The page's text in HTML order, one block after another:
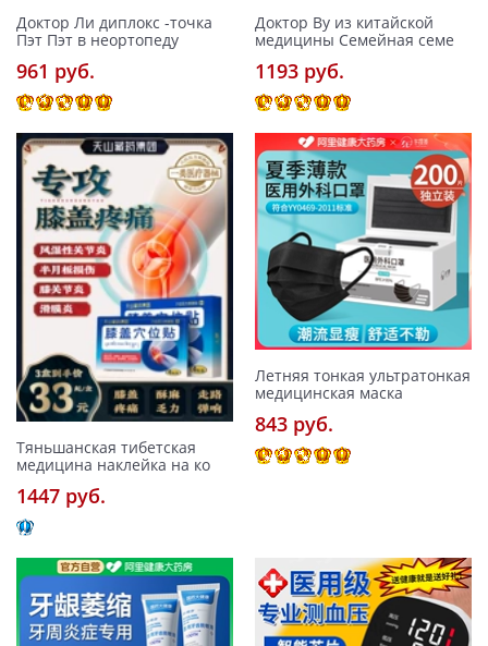
Доктор Ли диплокс -точка
Пэт Пэт в неортопеду
961 pуб.
Доктор Ву из китайской
медицины Семейная семе
1193 pуб.
Тяньшанская тибетская
медицина наклейка на ко
1447 pуб.
Летняя тонкая ультратонкая
медицинская маска
843 pуб.